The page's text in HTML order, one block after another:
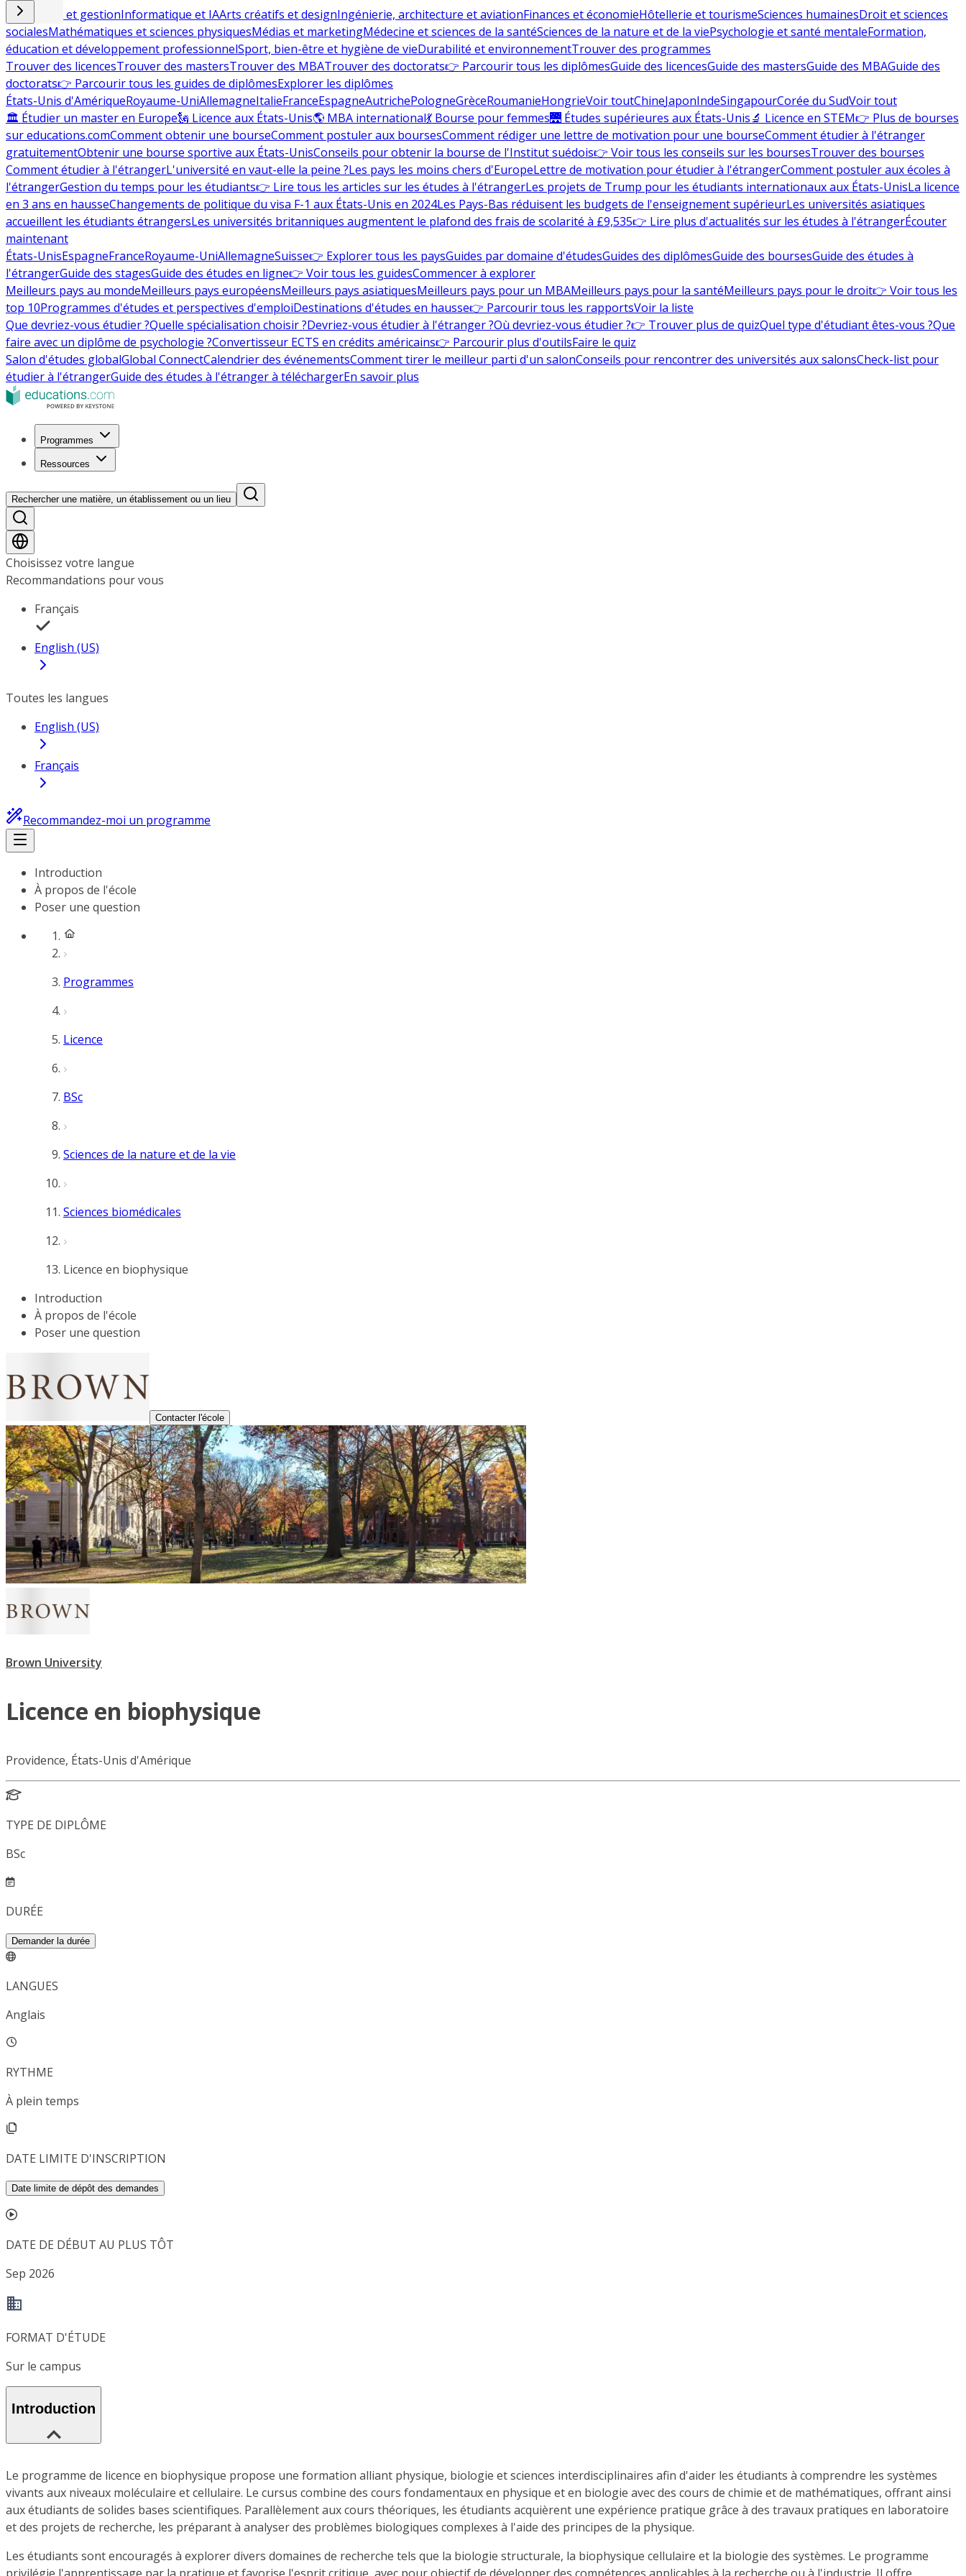
Commerce et gestionInformatique et IAArts créatifs et designIngénierie, architecture et aviationFinances et économieHôtellerie et tourismeSciences humainesDroit et sciences
socialesMathématiques et sciences physiquesMédias et marketingMédecine et sciences de la santéSciences de la nature et de la viePsychologie et santé mentaleFormation,
éducation et développement professionnelSport, bien-être et hygiène de vieDurabilité et environnementTrouver des programmes
Trouver des licencesTrouver des mastersTrouver des MBATrouver des doctorats👉 Parcourir tous les diplômesGuide des licencesGuide des mastersGuide des MBAGuide des
doctorats👉 Parcourir tous les guides de diplômesExplorer les diplômes
États-Unis d'AmériqueRoyaume-UniAllemagneItalieFranceEspagneAutrichePologneGrèceRoumanieHongrieVoir toutChineJaponIndeSingapourCorée du SudVoir tout
🏛 Étudier un master en Europe🗽 Licence aux États-Unis🌎 MBA international💃 Bourse pour femmes🌉 Études supérieures aux États-Unis🔬 Licence en STEM👉 Plus de bourses
sur educations.comComment obtenir une bourseComment postuler aux boursesComment rédiger une lettre de motivation pour une bourseComment étudier à l'étranger
gratuitementObtenir une bourse sportive aux États-UnisConseils pour obtenir la bourse de l'Institut suédois👉 Voir tous les conseils sur les boursesTrouver des bourses
Comment étudier à l'étrangerL'université en vaut-elle la peine ?Les pays les moins chers d'EuropeLettre de motivation pour étudier à l'étrangerComment postuler aux écoles à
l'étrangerGestion du temps pour les étudiants👉 Lire tous les articles sur les études à l'étrangerLes projets de Trump pour les étudiants internationaux aux États-UnisLa licence
en 3 ans en hausseChangements de politique du visa F-1 aux États-Unis en 2024Les Pays-Bas réduisent les budgets de l'enseignement supérieurLes universités asiatiques
accueillent les étudiants étrangersLes universités britanniques augmentent le plafond des frais de scolarité à £9,535👉 Lire plus d'actualités sur les études à l'étrangerÉcouter
maintenant
États-UnisEspagneFranceRoyaume-UniAllemagneSuisse👉 Explorer tous les paysGuides par domaine d'étudesGuides des diplômesGuide des boursesGuide des études à
l'étrangerGuide des stagesGuide des études en ligne👉 Voir tous les guidesCommencer à explorer
Meilleurs pays au mondeMeilleurs pays européensMeilleurs pays asiatiquesMeilleurs pays pour un MBAMeilleurs pays pour la santéMeilleurs pays pour le droit👉 Voir tous les
top 10Programmes d'études et perspectives d'emploiDestinations d'études en hausse👉 Parcourir tous les rapportsVoir la liste
Que devriez-vous étudier ?Quelle spécialisation choisir ?Devriez-vous étudier à l'étranger ?Où devriez-vous étudier ?👉 Trouver plus de quizQuel type d'étudiant êtes-vous ?Que
faire avec un diplôme de psychologie ?Convertisseur ECTS en crédits américains👉 Parcourir plus d'outilsFaire le quiz
Salon d'études globalGlobal ConnectCalendrier des événementsComment tirer le meilleur parti d'un salonConseils pour rencontrer des universités aux salonsCheck-list pour
étudier à l'étrangerGuide des études à l'étranger à téléchargerEn savoir plus
Programmes
Ressources
Rechercher une matière, un établissement ou un lieu
Choisissez votre langue
Recommandations pour vous
Français
English (US)
Toutes les langues
English (US)
Français
Recommandez-moi un programme
Introduction
À propos de l'école
Poser une question
Programmes
Licence
BSc
Sciences de la nature et de la vie
Sciences biomédicales
Licence en biophysique
Introduction
À propos de l'école
Poser une question
Contacter l'école
Brown University
Licence en biophysique
Providence, États-Unis d'Amérique
TYPE DE DIPLÔME
BSc
DURÉE
Demander la durée
LANGUES
Anglais
RYTHME
À plein temps
DATE LIMITE D'INSCRIPTION
Date limite de dépôt des demandes
DATE DE DÉBUT AU PLUS TÔT
Sep 2026
FORMAT D'ÉTUDE
Sur le campus
Introduction
Le programme de licence en biophysique propose une formation alliant physique, biologie et sciences interdisciplinaires afin d'aider les étudiants à comprendre les systèmes
vivants aux niveaux moléculaire et cellulaire. Le cursus combine des cours fondamentaux en physique et en biologie avec des cours de chimie et de mathématiques, offrant ainsi
aux étudiants de solides bases scientifiques. Parallèlement aux cours théoriques, les étudiants acquièrent une expérience pratique grâce à des travaux pratiques en laboratoire
et des projets de recherche, les préparant à analyser des problèmes biologiques complexes à l'aide des principes de la physique.
Les étudiants sont encouragés à explorer divers domaines de recherche tels que la biologie structurale, la biophysique cellulaire et la biologie des systèmes. Le programme